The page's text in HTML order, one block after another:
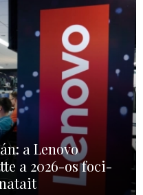
a Lenovo
a 2026-os foci-